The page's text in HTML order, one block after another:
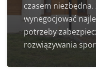
czasem niezbędna.
wynegocjować
potrzeby
rozwiązywania